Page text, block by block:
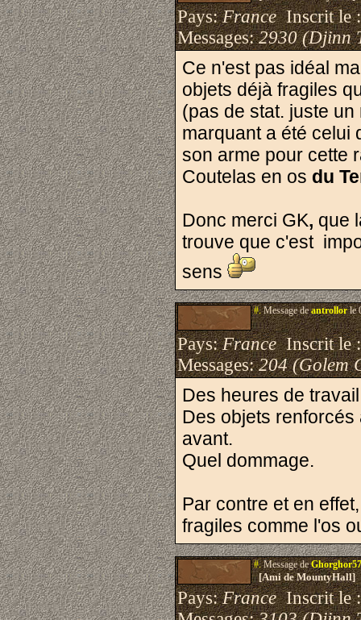
Pays:FranceInscrit le
Messages:2930 (Djinn
Ce n'est pas idéal
objets déjà fragiles
(pas de stat. juste
marquant a été celui
son arme pour cette
Coutelas en os du
Donc merci GK, que
trouve que c'est
sens
#.Message deantrollorle
Pays:FranceInscrit le
Messages:204 (Golem
Des heures de
Des objets
avant.
Quel dommage.
Par contre et en
fragiles comme l'os
#.Message de
[Ami de MountyHall]
Pays:FranceInscrit le